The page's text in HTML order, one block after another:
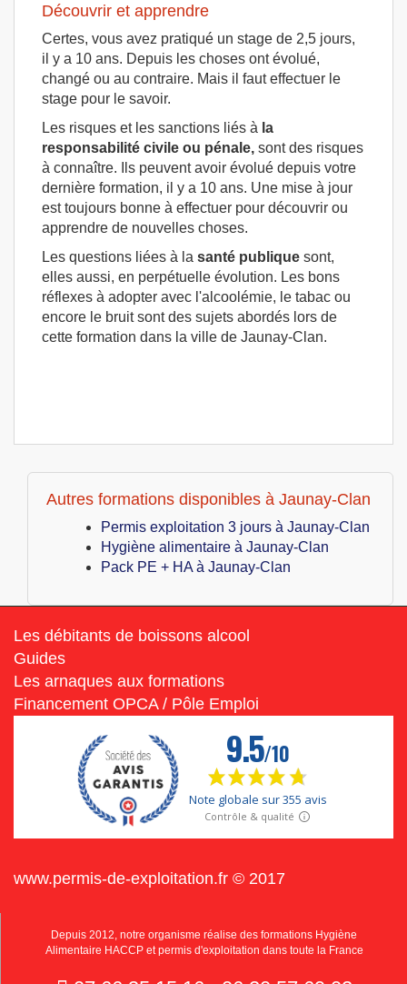
Découvrir et apprendre
Certes, vous avez pratiqué un stage de 2,5 jours,
il y a 10 ans. Depuis les choses ont évolué,
changé ou au contraire. Mais il faut effectuer le
stage pour le savoir.
Les risques et les sanctions liés à la
responsabilité civile ou pénale, sont des risques
à connaître. Ils peuvent avoir évolué depuis votre
dernière formation, il y a 10 ans. Une mise à jour
est toujours bonne à effectuer pour découvrir ou
apprendre de nouvelles choses.
Les questions liées à la santé publique sont,
elles aussi, en perpétuelle évolution. Les bons
réflexes à adopter avec l'alcoolémie, le tabac ou
encore le bruit sont des sujets abordés lors de
cette formation dans la ville de Jaunay-Clan.
Autres formations disponibles à Jaunay-Clan
Permis exploitation 3 jours à Jaunay-Clan
Hygiène alimentaire à Jaunay-Clan
Pack PE + HA à Jaunay-Clan
Les débitants de boissons alcool
Guides
Les arnaques aux formations
Financement OPCA / Pôle Emploi
www.permis-de-exploitation.fr © 2017
Depuis 2012, notre organisme réalise des formations Hygiène
Alimentaire HACCP et permis d'exploitation dans toute la France